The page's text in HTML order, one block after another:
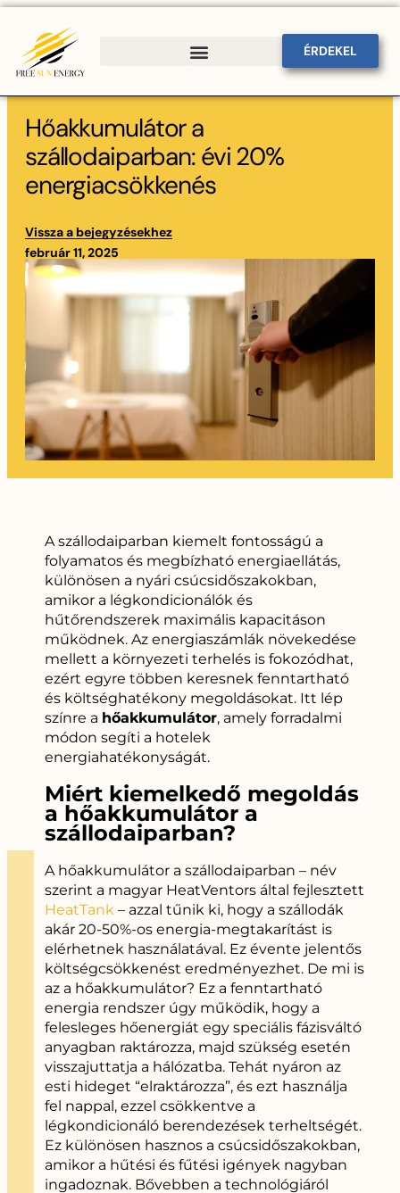
ÉRDEKEL
Hőakkumulátor a
szállodaiparban: évi 20%
energiacsökkenés
Vissza a bejegyzésekhez
február 11, 2025
A szállodaiparban kiemelt fontosságú a
folyamatos és megbízható energiaellátás,
különösen a nyári csúcsidőszakokban,
amikor a légkondicionálók és
hűtőrendszerek maximális kapacitáson
működnek. Az energiaszámlák növekedése
mellett a környezeti terhelés is fokozódhat,
ezért egyre többen keresnek fenntartható
és költséghatékony megoldásokat. Itt lép
színre a hőakkumulátor, amely forradalmi
módon segíti a hotelek
energiahatékonyságát.
Miért kiemelkedő megoldás
a hőakkumulátor a
szállodaiparban?
A hőakkumulátor a szállodaiparban – név
szerint a magyar HeatVentors által fejlesztett
HeatTank – azzal tűnik ki, hogy a szállodák
akár 20-50%-os energia-megtakarítást is
elérhetnek használatával. Ez évente jelentős
költségcsökkenést eredményezhet. De mi is
az a hőakkumulátor? Ez a fenntartható
energia rendszer úgy működik, hogy a
felesleges hőenergiát egy speciális fázisváltó
anyagban raktározza, majd szükség esetén
visszajuttatja a hálózatba. Tehát nyáron az
esti hideget “elraktározza”, és ezt használja
fel nappal, ezzel csökkentve a
légkondicionáló berendezések terheltségét.
Ez különösen hasznos a csúcsidőszakokban,
amikor a hűtési és fűtési igények nagyban
ingadoznak. Bővebben a technológiáról